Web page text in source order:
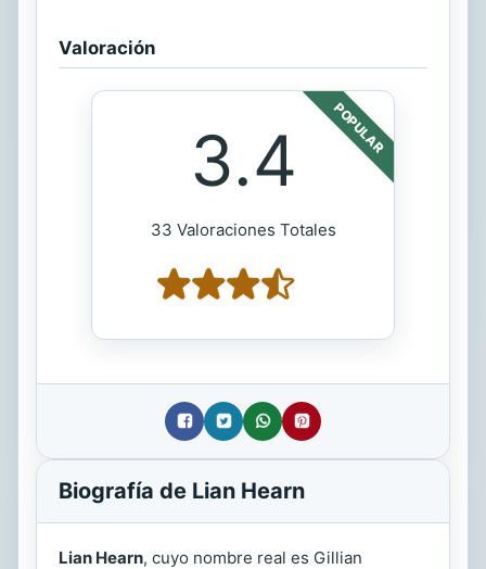
Valoración
POPULAR
3.4
33 Valoraciones Totales
Biografía de Lian Hearn
Lian Hearn, cuyo nombre real es Gillian